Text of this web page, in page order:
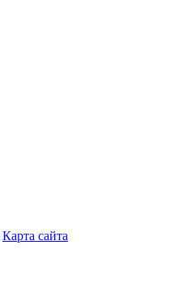
Карта сайта